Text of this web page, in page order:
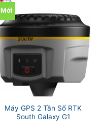
Mới
Máy GPS 2 Tần Số RTK
South Galaxy G1